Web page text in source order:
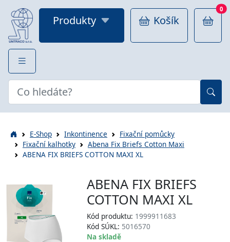
Produkty Košík
0
E-Shop Inkontinence
Fixační pomůcky
Fixační kalhotky
Abena Fix Briefs Cotton Maxi
ABENA FIX BRIEFS COTTON MAXI XL
ABENA FIX BRIEFS
COTTON MAXI XL
Kód produktu: 1999911683
Kód SÚKL: 5016570
Na skladě